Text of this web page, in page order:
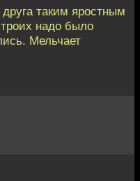
таким яростным
надо было
Мельчает